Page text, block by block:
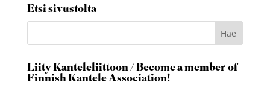
Etsi sivustolta
Liity Kanteleliittoon / Become a member of
Finnish Kantele Association!